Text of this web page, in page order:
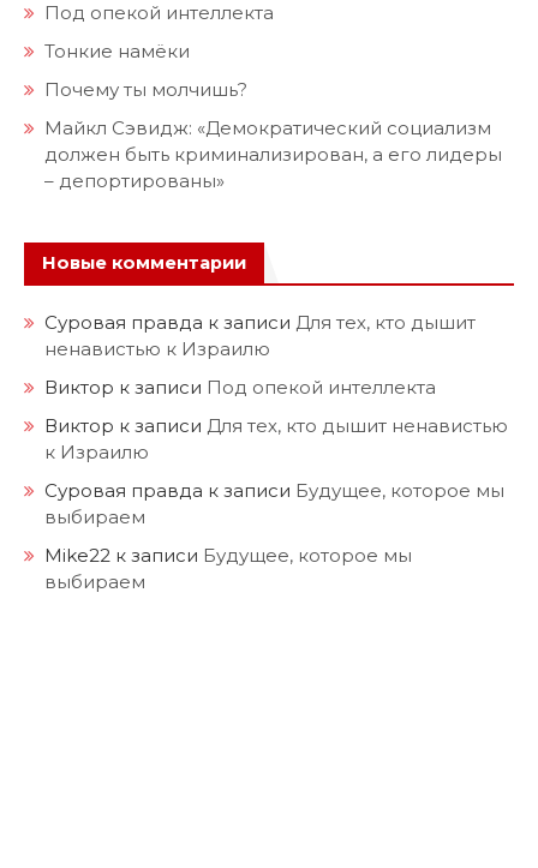
Под опекой интеллекта
Тонкие намёки
Почему ты молчишь?
Майкл Сэвидж: «Демократический социализм
должен быть криминализирован, а его лидеры
– депортированы»
Новые комментарии
Суровая правда к записи Для тех, кто дышит
ненавистью к Израилю
Виктор к записи Под опекой интеллекта
Виктор к записи Для тех, кто дышит ненавистью
к Израилю
Суровая правда к записи Будущее, которое мы
выбираем
Mike22 к записи Будущее, которое мы
выбираем